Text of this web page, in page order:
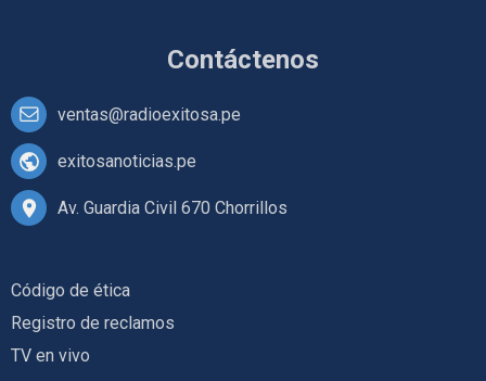
Contáctenos
ventas@radioexitosa.pe
exitosanoticias.pe
Av. Guardia Civil 670 Chorrillos
Código de ética
Registro de reclamos
TV en vivo